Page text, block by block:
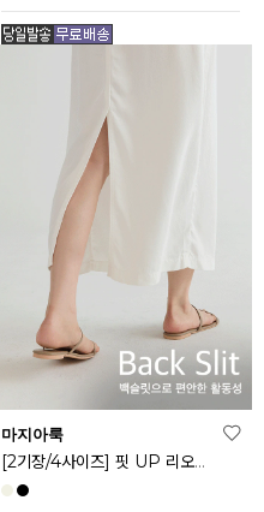
마지아룩
[2기장/4사이즈] 핏 UP 리오셀 스판 스커트